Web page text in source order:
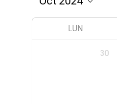
LUN
30